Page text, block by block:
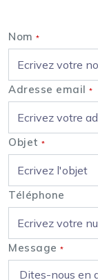
Nom *
Adresse email *
Objet *
Téléphone
Message *